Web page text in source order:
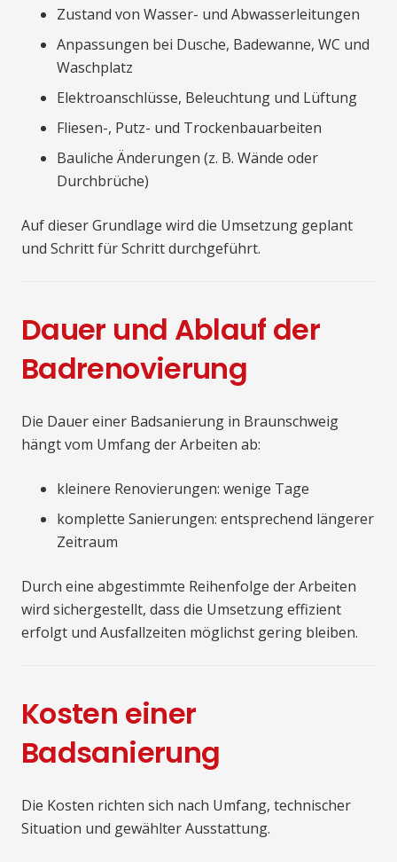
Zustand von Wasser- und Abwasserleitungen
Anpassungen bei Dusche, Badewanne, WC und
Waschplatz
Elektroanschlüsse, Beleuchtung und Lüftung
Fliesen-, Putz- und Trockenbauarbeiten
Bauliche Änderungen (z. B. Wände oder
Durchbrüche)
Auf dieser Grundlage wird die Umsetzung geplant
und Schritt für Schritt durchgeführt.
Dauer und Ablauf der
Badrenovierung
Die Dauer einer Badsanierung in Braunschweig
hängt vom Umfang der Arbeiten ab:
kleinere Renovierungen: wenige Tage
komplette Sanierungen: entsprechend längerer
Zeitraum
Durch eine abgestimmte Reihenfolge der Arbeiten
wird sichergestellt, dass die Umsetzung effizient
erfolgt und Ausfallzeiten möglichst gering bleiben.
Kosten einer
Badsanierung
Die Kosten richten sich nach Umfang, technischer
Situation und gewählter Ausstattung.